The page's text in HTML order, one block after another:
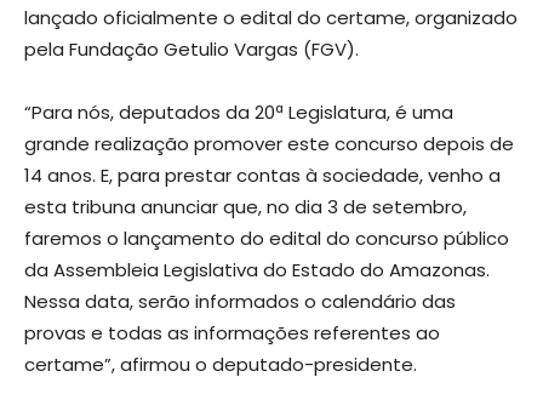
lançado oficialmente o edital do certame, organizado
pela Fundação Getulio Vargas (FGV).
“Para nós, deputados da 20ª Legislatura, é uma
grande realização promover este concurso depois de
14 anos. E, para prestar contas à sociedade, venho a
esta tribuna anunciar que, no dia 3 de setembro,
faremos o lançamento do edital do concurso público
da Assembleia Legislativa do Estado do Amazonas.
Nessa data, serão informados o calendário das
provas e todas as informações referentes ao
certame”, afirmou o deputado-presidente.